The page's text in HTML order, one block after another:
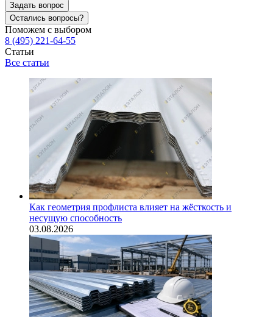
Задать вопрос
Остались вопросы?
Поможем с выбором
8 (495) 221-64-55
Статьи
Все статьи
Как геометрия профлиста влияет на жёсткость и
несущую способность
03.08.2026